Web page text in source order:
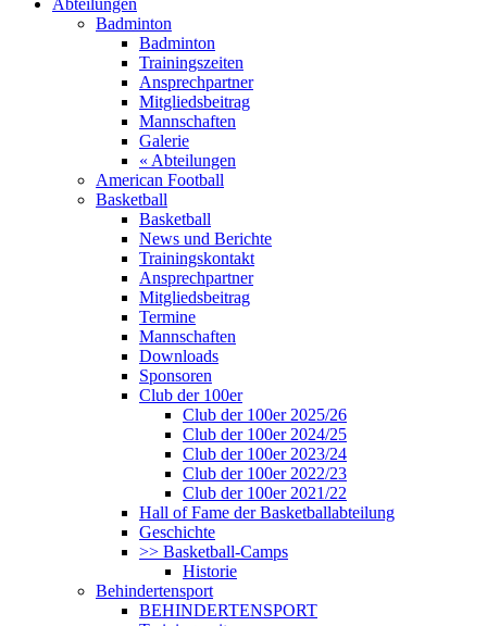
Abteilungen
Badminton
Badminton
Trainingszeiten
Ansprechpartner
Mitgliedsbeitrag
Mannschaften
Galerie
« Abteilungen
American Football
Basketball
Basketball
News und Berichte
Trainingskontakt
Ansprechpartner
Mitgliedsbeitrag
Termine
Mannschaften
Downloads
Sponsoren
Club der 100er
Club der 100er 2025/26
Club der 100er 2024/25
Club der 100er 2023/24
Club der 100er 2022/23
Club der 100er 2021/22
Hall of Fame der Basketballabteilung
Geschichte
>> Basketball-Camps
Historie
Behindertensport
BEHINDERTENSPORT